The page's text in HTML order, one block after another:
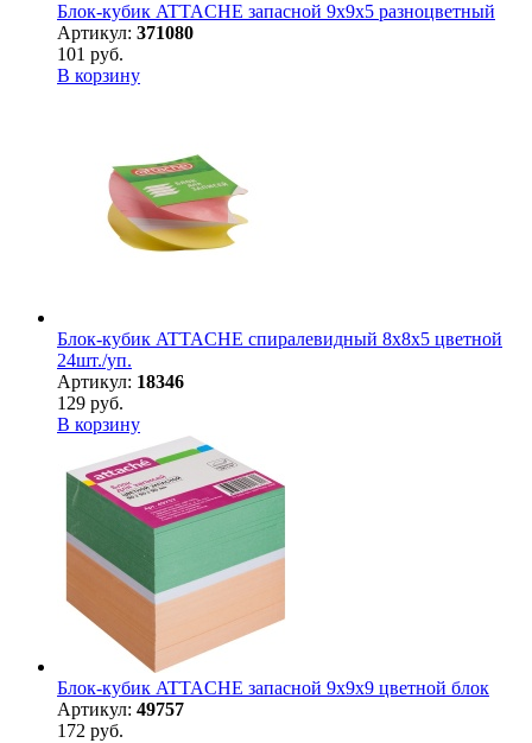
Блок-кубик ATTACHE запасной 9х9х5 разноцветный
Артикул: 371080
101 руб.
В корзину
Блок-кубик ATTACHE спиралевидный 8х8х5 цветной
24шт./уп.
Артикул: 18346
129 руб.
В корзину
Блок-кубик ATTACHE запасной 9х9х9 цветной блок
Артикул: 49757
172 руб.